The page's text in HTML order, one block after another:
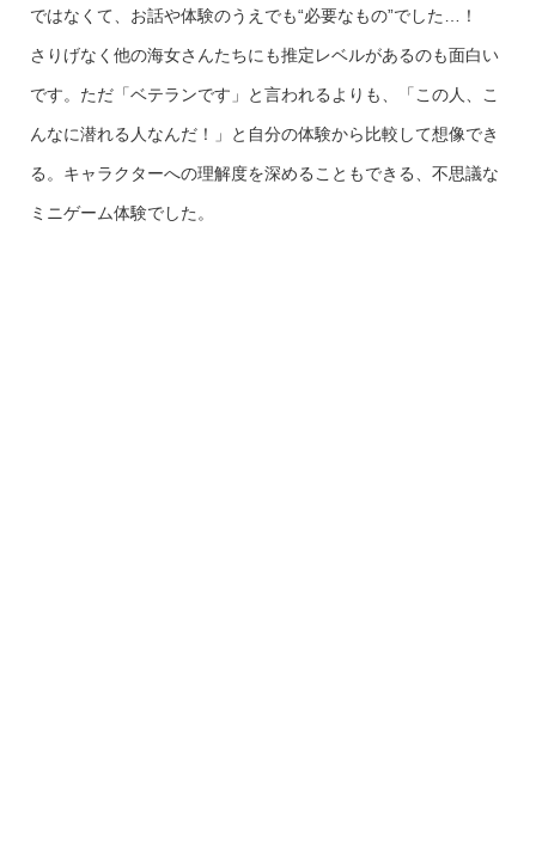
ではなくて、お話や体験のうえでも“必要なもの”でした…！
さりげなく他の海女さんたちにも推定レベルがあるのも面白い
です。ただ「ベテランです」と言われるよりも、「この人、こ
んなに潜れる人なんだ！」と自分の体験から比較して想像でき
る。キャラクターへの理解度を深めることもできる、不思議な
ミニゲーム体験でした。